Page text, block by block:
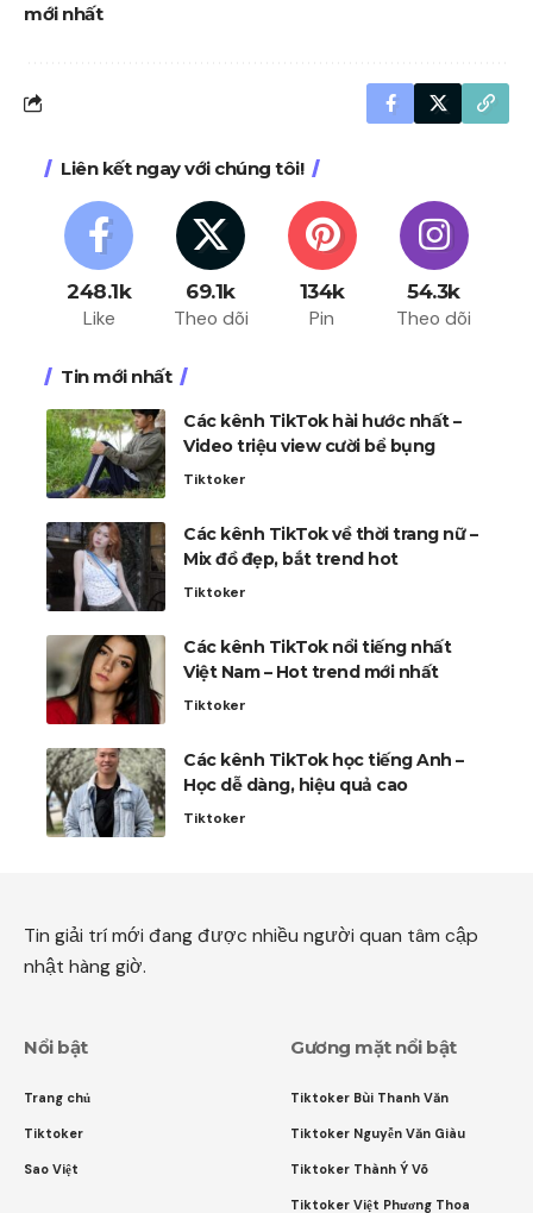
mới nhất
Liên kết ngay với chúng tôi!
248.1k
Like
69.1k
Theo dõi
134k
Pin
54.3k
Theo dõi
Tin mới nhất
Các kênh TikTok hài hước nhất –
Video triệu view cười bể bụng
Tiktoker
Các kênh TikTok về thời trang nữ –
Mix đồ đẹp, bắt trend hot
Tiktoker
Các kênh TikTok nổi tiếng nhất
Việt Nam – Hot trend mới nhất
Tiktoker
Các kênh TikTok học tiếng Anh –
Học dễ dàng, hiệu quả cao
Tiktoker
Tin giải trí mới đang được nhiều người quan tâm cập
nhật hàng giờ.
Nổi bật
Trang chủ
Tiktoker
Sao Việt
Gương mặt nổi bật
Tiktoker Bùi Thanh Văn
Tiktoker Nguyễn Văn Giàu
Tiktoker Thành Ý Võ
Tiktoker Việt Phương Thoa